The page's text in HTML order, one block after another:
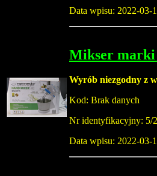
Data wpisu: 2022-03-
Mikser marki
Wyrób niezgodny z
Kod: Brak danych
Nr identyfikacyjny: 5/
Data wpisu: 2022-03-